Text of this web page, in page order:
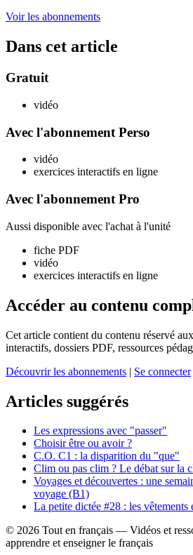
Voir les abonnements
Dans cet article
Gratuit
vidéo
Avec l'abonnement Perso
vidéo
exercices interactifs en ligne
Avec l'abonnement Pro
Aussi disponible avec l'achat à l'unité
fiche PDF
vidéo
exercices interactifs en ligne
Accéder au contenu
Cet article contient du contenu réservé
interactifs, dossiers PDF, ressources
Découvrir les abonnements | Se connecter
Articles suggérés
Les expressions avec "passer"
Choisir être ou avoir ?
C.O. C1 : la disparition du "que"
Clim ou pas clim ? Le débat sur la
Voyages et découvertes : une
voyage (B1)
La petite dictée #28 : les vêtements
© 2026 Tout en français — Vidéos et
apprendre et enseigner le français